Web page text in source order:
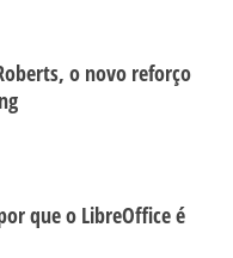
o novo reforço
que o LibreOffice é